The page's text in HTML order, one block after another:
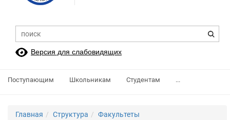
Версия для слабовидящих
Поступающим Школьникам Студентам ...
Главная Структура
Факультеты